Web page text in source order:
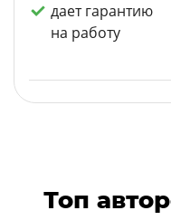
дает гарантию
на работу
Топ